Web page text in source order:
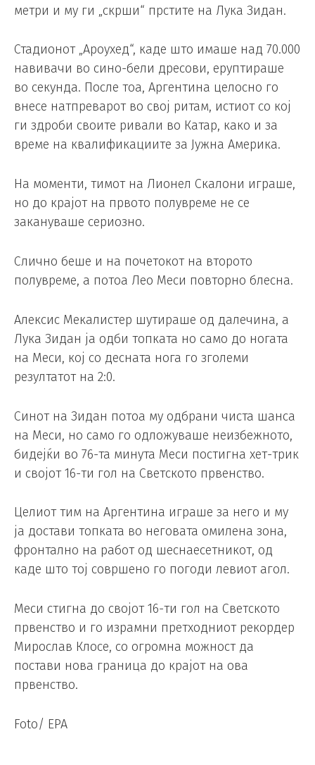
метри и му ги „скрши“ прстите на Лука Зидан.
Стадионот „Ароухед“, каде што имаше над 70.000
навивачи во сино-бели дресови, еруптираше
во секунда. После тоа, Аргентина целосно го
внесе натпреварот во свој ритам, истиот со кој
ги здроби своите ривали во Катар, како и за
време на квалификациите за Јужна Америка.
На моменти, тимот на Лионел Скалони играше,
но до крајот на првото полувреме не се
закануваше сериозно.
Слично беше и на почетокот на второто
полувреме, а потоа Лео Меси повторно блесна.
Алексис Мекалистер шутираше од далечина, а
Лука Зидан ја одби топката но само до ногата
на Меси, кој со десната нога го зголеми
резултатот на 2:0.
Синот на Зидан потоа му одбрани чиста шанса
на Меси, но само го одложуваше неизбежното,
бидејќи во 76-та минута Меси постигна хет-трик
и својот 16-ти гол на Светското првенство.
Целиот тим на Аргентина играше за него и му
ја достави топката во неговата омилена зона,
фронтално на работ од шеснаесетникот, од
каде што тој совршено го погоди левиот агол.
Меси стигна до својот 16-ти гол на Светското
првенство и го израмни претходниот рекордер
Мирослав Клосе, со огромна можност да
постави нова граница до крајот на ова
првенство.
Foto/ EPA